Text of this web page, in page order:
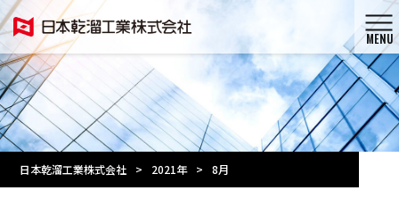
MENU
日本乾溜工業株式会社 > 2021年 > 8月